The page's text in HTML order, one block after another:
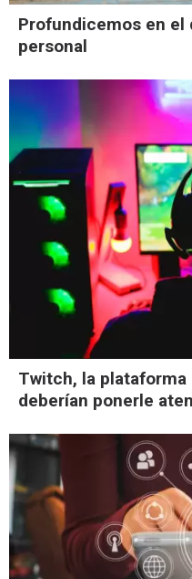
Profundicemos en el
personal
Twitch, la plataforma
deberían ponerle